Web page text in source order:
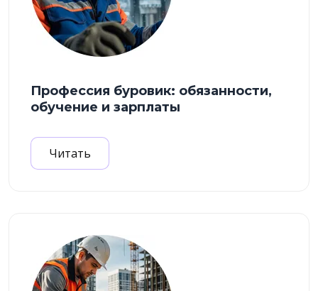
Профессия буровик: обязанности,
обучение и зарплаты
Читать